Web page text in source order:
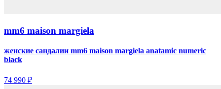
mm6 maison margiela
женские сандалии mm6 maison margiela anatamic numeric
black
74 990 ₽